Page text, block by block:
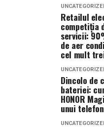
Retailul
competiția
servicii:
de aer
cel mult
Dincolo de
bateriei:
HONOR
unui